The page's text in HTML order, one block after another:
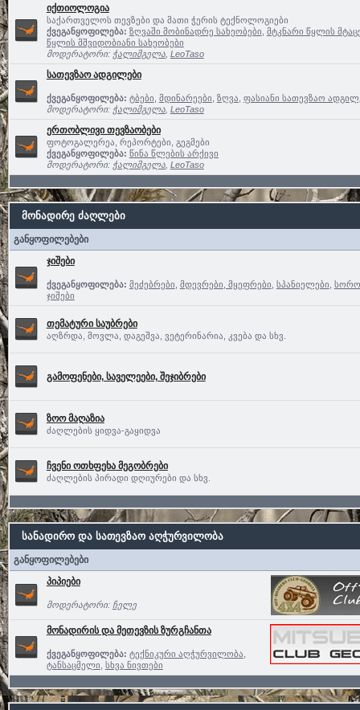
იქთიოლოგია
საქართველოს თევზები და მათი ჭერის ტექნოლოგიები
ქვეგანყოფილება: ზღვაში მობინადრე სახეობები მტკნარი წყლის
წყლის მშვიდობიანი სახეობები
მოდერატორი: ჭალიმგელა, LeoTaso
სათევზაო ადგილები
ქვეგანყოფილება: ტბები მდინარეები ზღვა ფასიანი სათევზაო
მოდერატორი: ჭალიმგელა, LeoTaso
ერთობლივი თევზაობები
ფოტოგალერეა, რეპორტები, გეგმები
ქვეგანყოფილება: წინა წლების არქივი
მოდერატორი: ჭალიმგელა, LeoTaso
მონადირე ძაღლები
განყოფილებები
ჯიშები
ქვეგანყოფილება: მეძებრები მდევრები, მყეფრები სპანიელები
ჯიშები
თემატური საუბრები
აღზრდა, მოვლა, დაგეშვა, ვეტერინარია, კვება და სხვ.
გამოფენები, საველეები, შეჯიბრები
ზოო მაღაზია
ძაღლების ყიდვა-გაყიდვა
ჩვენი ოთხფეხა მეგობრები
ძაღლების პირადი დღიურები და სხვ.
სანადირო და სათევზაო აღჭურვილობა
განყოფილებები
პიპიები
მოდერატორი: ჩელე
მონადირის და მეთევზის ზურგჩანთა
ქვეგანყოფილება: ტექნიკური აღჭურვილობა
ტანსაცმელი სხვა ნივთები